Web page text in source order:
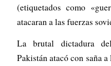
(etiquetados como
atacaran a las fuerzas
La brutal dictadura
Pakistán atacó con saña